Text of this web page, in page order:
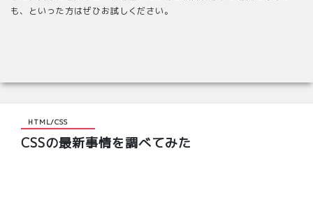
も、といった方はぜひお試しください。
HTML/CSS
CSSの最新事情を調べてみた